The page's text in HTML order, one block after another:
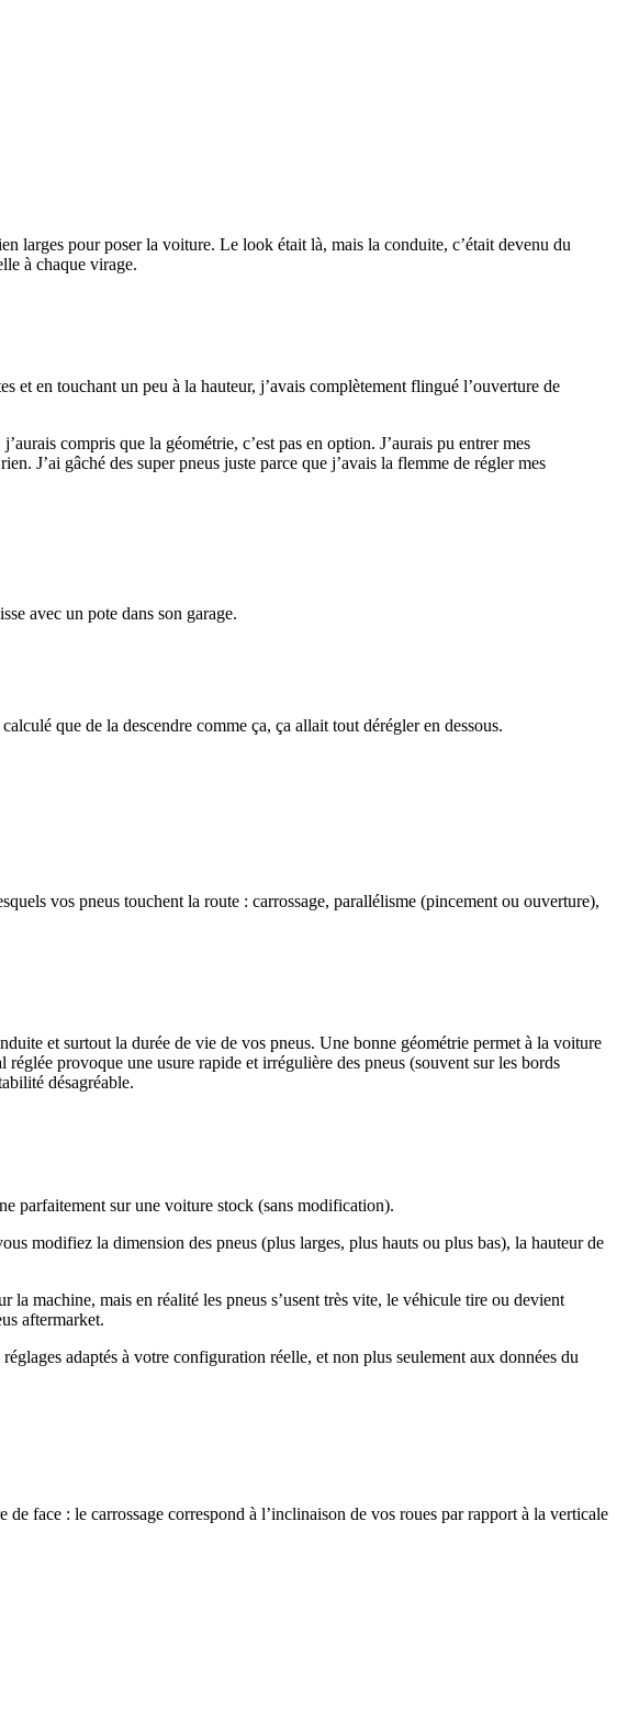
larges pour poser la voiture. Le look était là, mais la conduite, c’était devenu du
à chaque virage.
et en touchant un peu à la hauteur, j’avais complètement flingué l’ouverture de
compris que la géométrie, c’est pas en option. J’aurais pu entrer mes
J’ai gâché des super pneus juste parce que j’avais la flemme de régler mes
avec un pote dans son garage.
que de la descendre comme ça, ça allait tout dérégler en dessous.
vos pneus touchent la route : carrossage, parallélisme (pincement ou ouverture),
et surtout la durée de vie de vos pneus. Une bonne géométrie permet à la voiture
provoque une usure rapide et irrégulière des pneus (souvent sur les bords
désagréable.
parfaitement sur une voiture stock (sans modification).
modifiez la dimension des pneus (plus larges, plus hauts ou plus bas), la hauteur de
machine, mais en réalité les pneus s’usent très vite, le véhicule tire ou devient
aftermarket.
adaptés à votre configuration réelle, et non plus seulement aux données du
face : le carrossage correspond à l’inclinaison de vos roues par rapport à la verticale